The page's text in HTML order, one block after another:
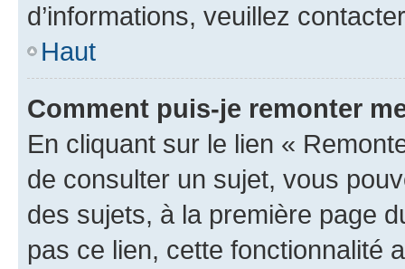
d’informations, veuillez
Haut
Comment puis-je remonter
En cliquant sur le lien «
de consulter un sujet, vous
des sujets, à la première page
pas ce lien, cette fonctionnalité